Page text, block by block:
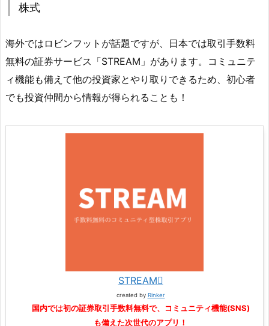
株式
海外ではロビンフットが話題ですが、日本では取引手数料
無料の証券サービス「STREAM」があります。コミュニテ
ィ機能も備えて他の投資家とやり取りできるため、初心者
でも投資仲間から情報が得られることも！
STREAM
created by Rinker
国内では初の証券取引手数料無料で、コミュニティ機能(SNS)
も備えた次世代のアプリ！